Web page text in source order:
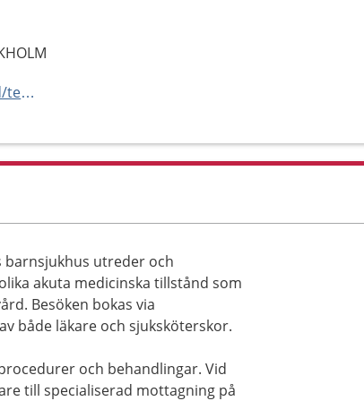
https://www.karolinska.se/vard/tema/tema-barn---astrid-lindgrens-barnsjukhus/barnakutsjukvard/aterbesoksmottagningen-i-solna/
barnsjukhus utreder och
akuta medicinska tillstånd som
Besöken bokas via
både läkare och sjuksköterskor.
och behandlingar. Vid
till specialiserad mottagning på